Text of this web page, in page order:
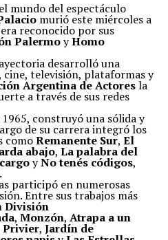
mundo del espectáculo
murió este miércoles a
reconocido por sus
PalermoyHomo
desarrolló una
televisión, plataformas y
Argentina de Actoresla
a través de sus redes
construyó una sólida y
de su carrera integró los
comoRemanente Sur, El
abajo, La palabra del
yNo tenés códigos,
participó en numerosas
Entre sus trabajos más
División
, Monzón, Atrapa a un
Privier, Jardín de